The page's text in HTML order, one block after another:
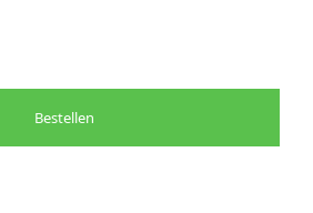
Bestellen